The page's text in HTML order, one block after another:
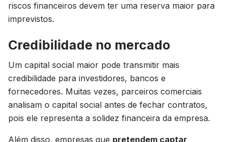
riscos financeiros devem ter uma reserva maior para
imprevistos.
Credibilidade no mercado
Um capital social maior pode transmitir mais
credibilidade para investidores, bancos e
fornecedores. Muitas vezes, parceiros comerciais
analisam o capital social antes de fechar contratos,
pois ele representa a solidez financeira da empresa.
Além disso, empresas que pretendem captar